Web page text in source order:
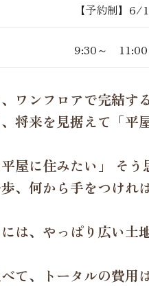
【予約制】
9:30～
ワンフロアで完結す
将来を見据えて「平
屋に住みたい」 そう
、何から手をつけれ
は、やっぱり広い土
て、トータルの費用